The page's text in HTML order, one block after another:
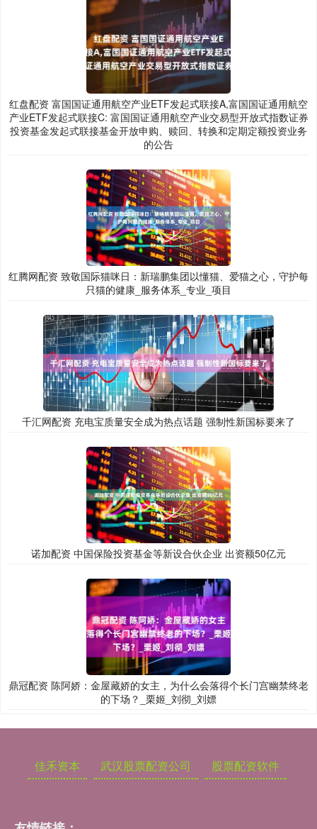
红盘配资 富国国证通用航空产业ETF发起式联接A,富国国证通用航空
产业ETF发起式联接C: 富国国证通用航空产业交易型开放式指数证券
投资基金发起式联接基金开放申购、赎回、转换和定期定额投资业务
的公告
红腾网配资 致敬国际猫咪日：新瑞鹏集团以懂猫、爱猫之心，守护每
只猫的健康_服务体系_专业_项目
千汇网配资 充电宝质量安全成为热点话题 强制性新国标要来了
诺加配资 中国保险投资基金等新设合伙企业 出资额50亿元
鼎冠配资 陈阿娇：金屋藏娇的女主，为什么会落得个长门宫幽禁终老
的下场？_栗姬_刘彻_刘嫖
佳禾资本 武汉股票配资公司 股票配资软件